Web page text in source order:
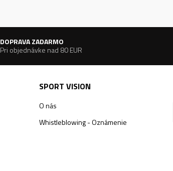
DOPRAVA ZADARMO
Pri objednávke nad 80 EUR
SPORT VISION
O nás
Whistleblowing - Oznámenie